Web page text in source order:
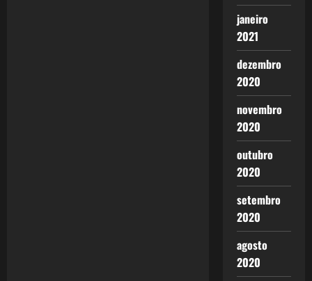
janeiro
2021
dezembro
2020
novembro
2020
outubro
2020
setembro
2020
agosto
2020